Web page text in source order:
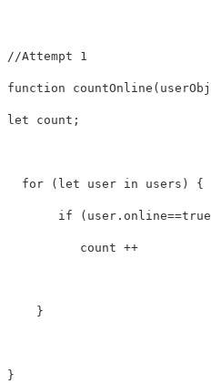
//Attempt 1
function countOnline ( userObj
let count ;
for ( let user in users ) {
if ( user . online==true
count ++
}
}